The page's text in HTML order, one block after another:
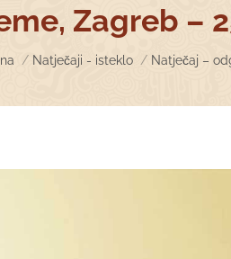
Zagreb –
are here:
Natječaji - isteklo Natječaj –